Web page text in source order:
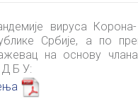
вируса
Србије, а по
на основу
Д Б У: